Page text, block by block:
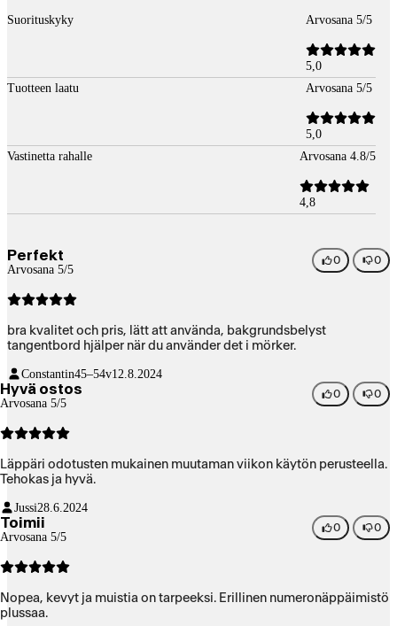
Suorituskyky Arvosana 5/5
5,0
Tuotteen laatu
Arvosana 5/5
5,0
Vastinetta rahalle
Arvosana 4.8/5
4,8
Perfekt
Arvosana 5/5
0 0
bra kvalitet och pris, lätt att använda, bakgrundsbelyst
tangentbord hjälper när du använder det i mörker.
Constantin45–54v12.8.2024
Hyvä ostos
Arvosana 5/5
0 0
Läppäri odotusten mukainen muutaman viikon käytön perusteella.
Tehokas ja hyvä.
Jussi28.6.2024
Toimii
Arvosana 5/5
0 0
Nopea, kevyt ja muistia on tarpeeksi. Erillinen numeronäppäimistö
plussaa.